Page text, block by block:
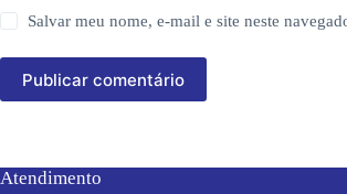
Salvar meu nome, e-mail e site neste
Publicar comentário
Atendimento